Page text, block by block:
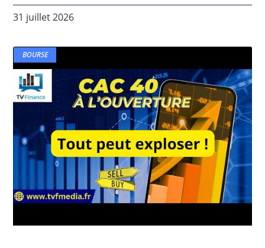
31 juillet 2026
BOURSE